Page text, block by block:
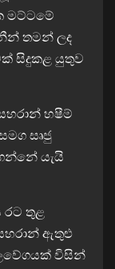
මට්ටමේ
තමන් ලද
සිදුකළ යුතුව
හෂීම්
සෘජු
යැයි
රට තුළ
ඇතුළු
විසින්